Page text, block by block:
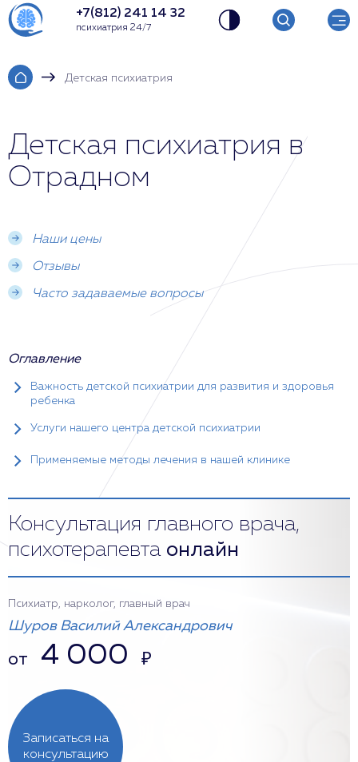
+7(812) 241 14 32
психиатрия 24/7
Детская психиатрия
Детская психиатрия в
Отрадном
Наши цены
Отзывы
Часто задаваемые вопросы
Оглавление
Важность детской психиатрии для развития и здоровья
ребенка
Услуги нашего центра детской психиатрии
Применяемые методы лечения в нашей клинике
Консультация главного врача,
психотерапевта онлайн
Записаться на
консультацию
Психиатр, нарколог, главный врач
Шуров Василий Александрович
от 4 000 ₽